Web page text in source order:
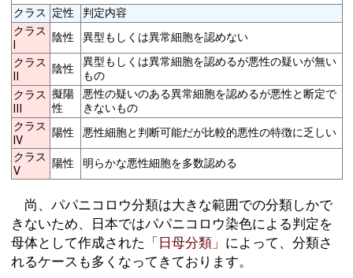
クラス
定性
判定内容
クラス
Ⅰ
陰性
異型もしくは異常細胞を認めない
クラス
Ⅱ
陰性
異型もしくは異常細胞を認めるが悪性の疑いが無い
もの
クラス
Ⅲ
擬陽
性
悪性の疑いのある異常細胞を認めるが悪性と断定で
きないもの
クラス
Ⅳ
陽性
悪性細胞と判断可能だが比較的悪性の特徴に乏しい
クラス
Ⅴ
陽性 明らかな悪性細胞を多数認める
尚、パパニコロウ分類は大きな範囲での分類しかで
きないため、日本ではパパニコロウ染色による判定を
母体として作成された 「日母分類」 によって、分類さ
れるケースも多くなってきております。